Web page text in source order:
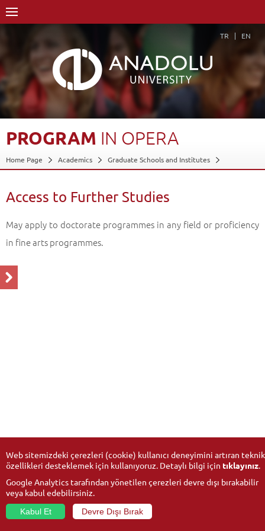
TR EN
PROGRAM IN OPERA
Home Page Academics
Graduate Schools and Institutes
Master of Arts (MA) Degree
Program in Opera
Access to Further Studies
May apply to doctorate programmes in any field or proficiency
in fine arts programmes.
Web sitemizdeki çerezleri (cookie) kullanıcı deneyimini artıran teknik
özellikleri desteklemek için kullanıyoruz. Detaylı bilgi için tıklayınız.
Google Analytics tarafından yönetilen çerezleri devre dışı bırakabilir
veya kabul edebilirsiniz.
Kabul Et
Devre Dışı Bırak
© 2026Anadolu University- All rights reserved.